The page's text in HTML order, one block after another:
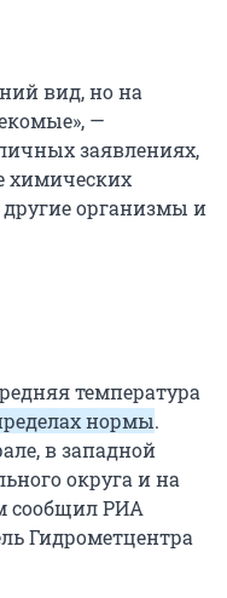
вид, но на
—
заявлениях,
химических
другие организмы и
температура
нормы.
в западной
округа и на
сообщил РИА
Гидрометцентра